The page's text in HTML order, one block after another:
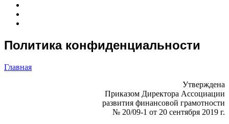
Политика конфиденциальности
Главная
Утверждена
Приказом Директора Ассоциации
развития финансовой грамотности
№ 20/09-1 от 20 сентября 2019 г.